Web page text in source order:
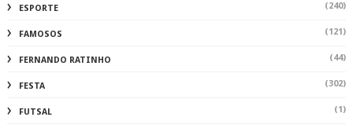
ESPORTE (240)
FAMOSOS (121)
FERNANDO RATINHO (44)
FESTA (302)
FUTSAL (1)